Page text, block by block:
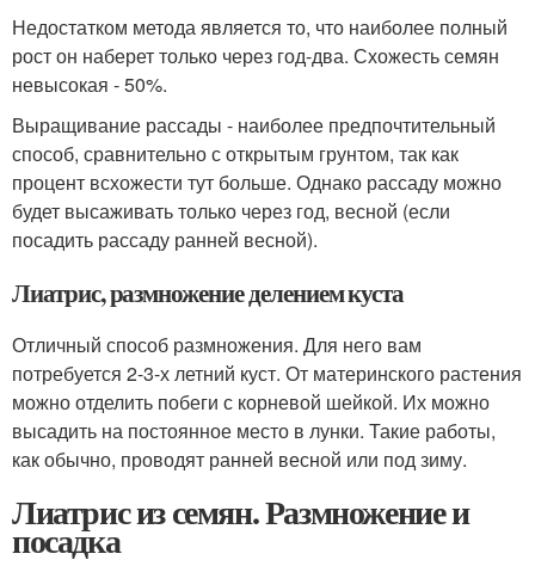
Недостатком метода является то, что наиболее полный
рост он наберет только через год-два. Схожесть семян
невысокая - 50%.
Выращивание рассады - наиболее предпочтительный
способ, сравнительно с открытым грунтом, так как
процент всхожести тут больше. Однако рассаду можно
будет высаживать только через год, весной (если
посадить рассаду ранней весной).
Лиатрис, размножение делением куста
Отличный способ размножения. Для него вам
потребуется 2-3-х летний куст. От материнского растения
можно отделить побеги с корневой шейкой. Их можно
высадить на постоянное место в лунки. Такие работы,
как обычно, проводят ранней весной или под зиму.
Лиатрис из семян. Размножение и
посадка